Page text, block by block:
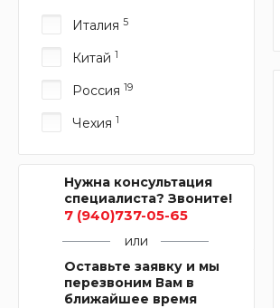
Италия 5
Китай 1
Россия 19
Чехия 1
Нужна консультация
специалиста? Звоните!
7 (940)737-05-65
или
Оставьте заявку и мы
перезвоним Вам в
ближайшее время